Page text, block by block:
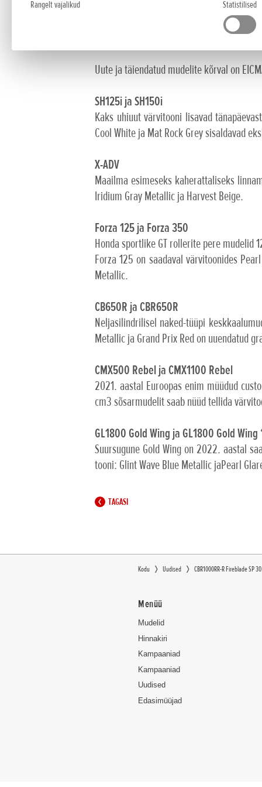
Rangelt vajalikud Statistilised
Honda uut mudelivalikut
mudelivalikule veel rohkem mitmekesisust
Uute ja täiendatud mudelite kõrval on
SH125i ja SH150i
Kaks uhiuut värvitooni lisavad
Cool White ja Mat Rock Grey sisaldavad
X-ADV
Maailma esimeseks kaherattaliseks
Iridium Gray Metallic ja Harvest Beige.
Forza 125 ja Forza 350
Honda sportlike GT rollerite pere mudelid
Forza 125 on saadaval värvitoonides
Metallic.
CB650R ja CBR650R
Neljasilindrilisel naked-tüüpi
Metallic ja Grand Prix Red on uuendatud
CMX500 Rebel ja CMX1100 Rebel
2021. aastal Euroopas enim müüdud
cm3 sõsarmudelit saab nüüd tellida
GL1800 Gold Wing ja GL1800 Gold Wing
Suursugune Gold Wing on 2022. aastal
tooni: Glint Wave Blue Metallic jaPearl
TAGASI
Kodu Uudised CBR1000RR-R Fireblade SP
Menüü
Mudelid
Hinnakiri
Kampaaniad
Kampaaniad
Uudised
Edasimüüjad